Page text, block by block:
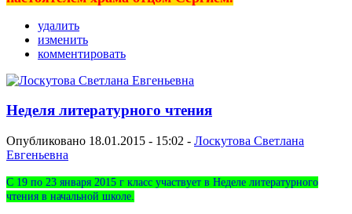
удалить
изменить
комментировать
Неделя литературного чтения
Опубликовано 18.01.2015 - 15:02 - Лоскутова Светлана
Евгеньевна
С 19 по 23 января 2015 г класс участвует в Неделе литературного
чтения в начальной школе.